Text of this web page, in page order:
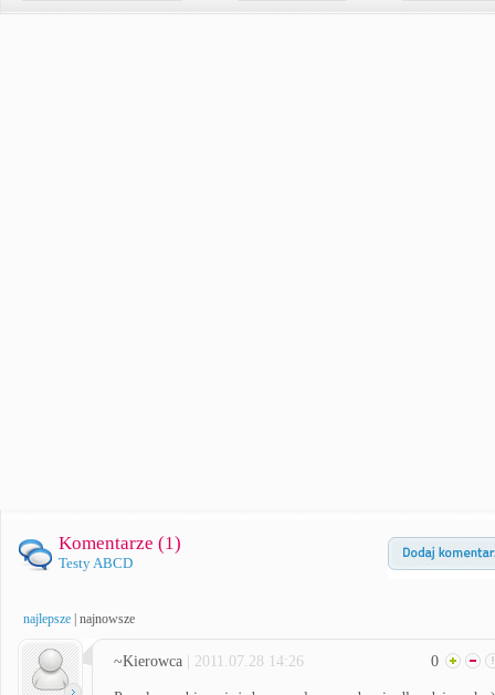
Komentarze (1)
Testy ABCD
najlepsze najnowsze
~Kierowca | 2011.07.28 14:26 0